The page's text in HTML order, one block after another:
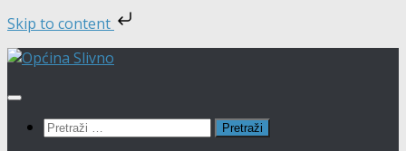
Skip to content
Skip
content
Pretraži: